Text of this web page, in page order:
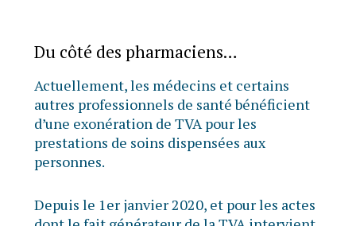
Du côté des pharmaciens…
Actuellement, les médecins et certains
autres professionnels de santé bénéficient
d’une exonération de TVA pour les
prestations de soins dispensées aux
personnes.
Depuis le 1er janvier 2020, et pour les actes